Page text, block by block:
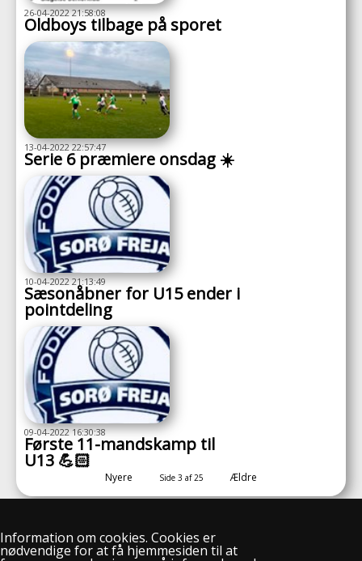
26-04-2022 21:58:08
Oldboys tilbage på sporet
13-04-2022 22:57:47
Serie 6 præmiere onsdag ☀️
10-04-2022 21:13:49
Sæsonåbner for U15 ender i
pointdeling
09-04-2022 16:30:38
Første 11-mandskamp til
U13 💪🏻
Nyere Side 3 af 25 Ældre
Information om cookies. Cookies er
nødvendige for at få hjemmesiden til at